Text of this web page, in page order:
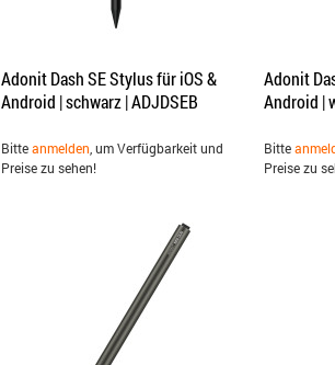
Adonit Dash SE Stylus für iOS &
Android | schwarz | ADJDSEB
Bitteanmelden , um Verfügbarkeit und
Preise zu sehen!
Adonit
Android |
Bitte
Preise zu